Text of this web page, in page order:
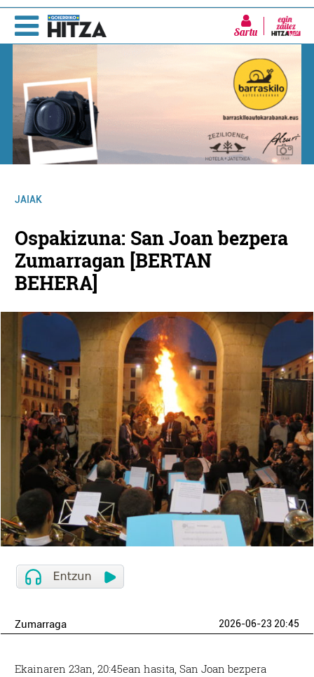
Sartu
JAIAK
Ospakizuna: San Joan bezpera
Zumarragan [BERTAN
BEHERA]
Zumarraga 2026-06-23 20:45
Ekainaren 23an, 20:45ean hasita, San Joan bezpera